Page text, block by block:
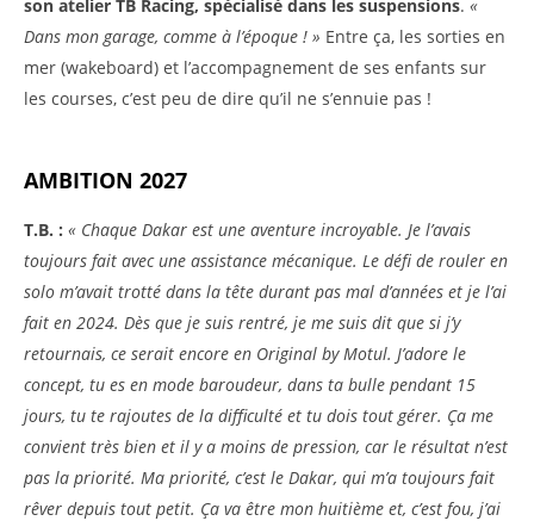
son atelier TB Racing, spécialisé dans les suspensions. «
Dans mon garage, comme à l’époque ! » Entre ça, les sorties en
mer (wakeboard) et l’accompagnement de ses enfants sur
les courses, c’est peu de dire qu’il ne s’ennuie pas !
AMBITION 2027
T.B. : « Chaque Dakar est une aventure incroyable. Je l’avais
toujours fait avec une assistance mécanique. Le défi de rouler en
solo m’avait trotté dans la tête durant pas mal d’années et je l’ai
fait en 2024. Dès que je suis rentré, je me suis dit que si j’y
retournais, ce serait encore en Original by Motul. J’adore le
concept, tu es en mode baroudeur, dans ta bulle pendant 15
jours, tu te rajoutes de la difficulté et tu dois tout gérer. Ça me
convient très bien et il y a moins de pression, car le résultat n’est
pas la priorité. Ma priorité, c’est le Dakar, qui m’a toujours fait
rêver depuis tout petit. Ça va être mon huitième et, c’est fou, j’ai